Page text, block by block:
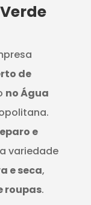
de
no Água
e
variedade
e seca,
roupas.